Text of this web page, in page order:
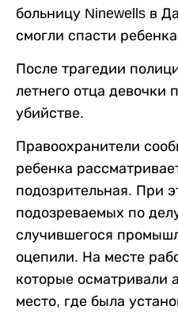
больницу Ninewells в
смогли спасти
После трагедии
летнего отца девочки
убийстве.
Правоохранители
ребенка
подозрительная. При
подозреваемых по
случившегося
оцепили. На месте
которые осматривали
место, где была